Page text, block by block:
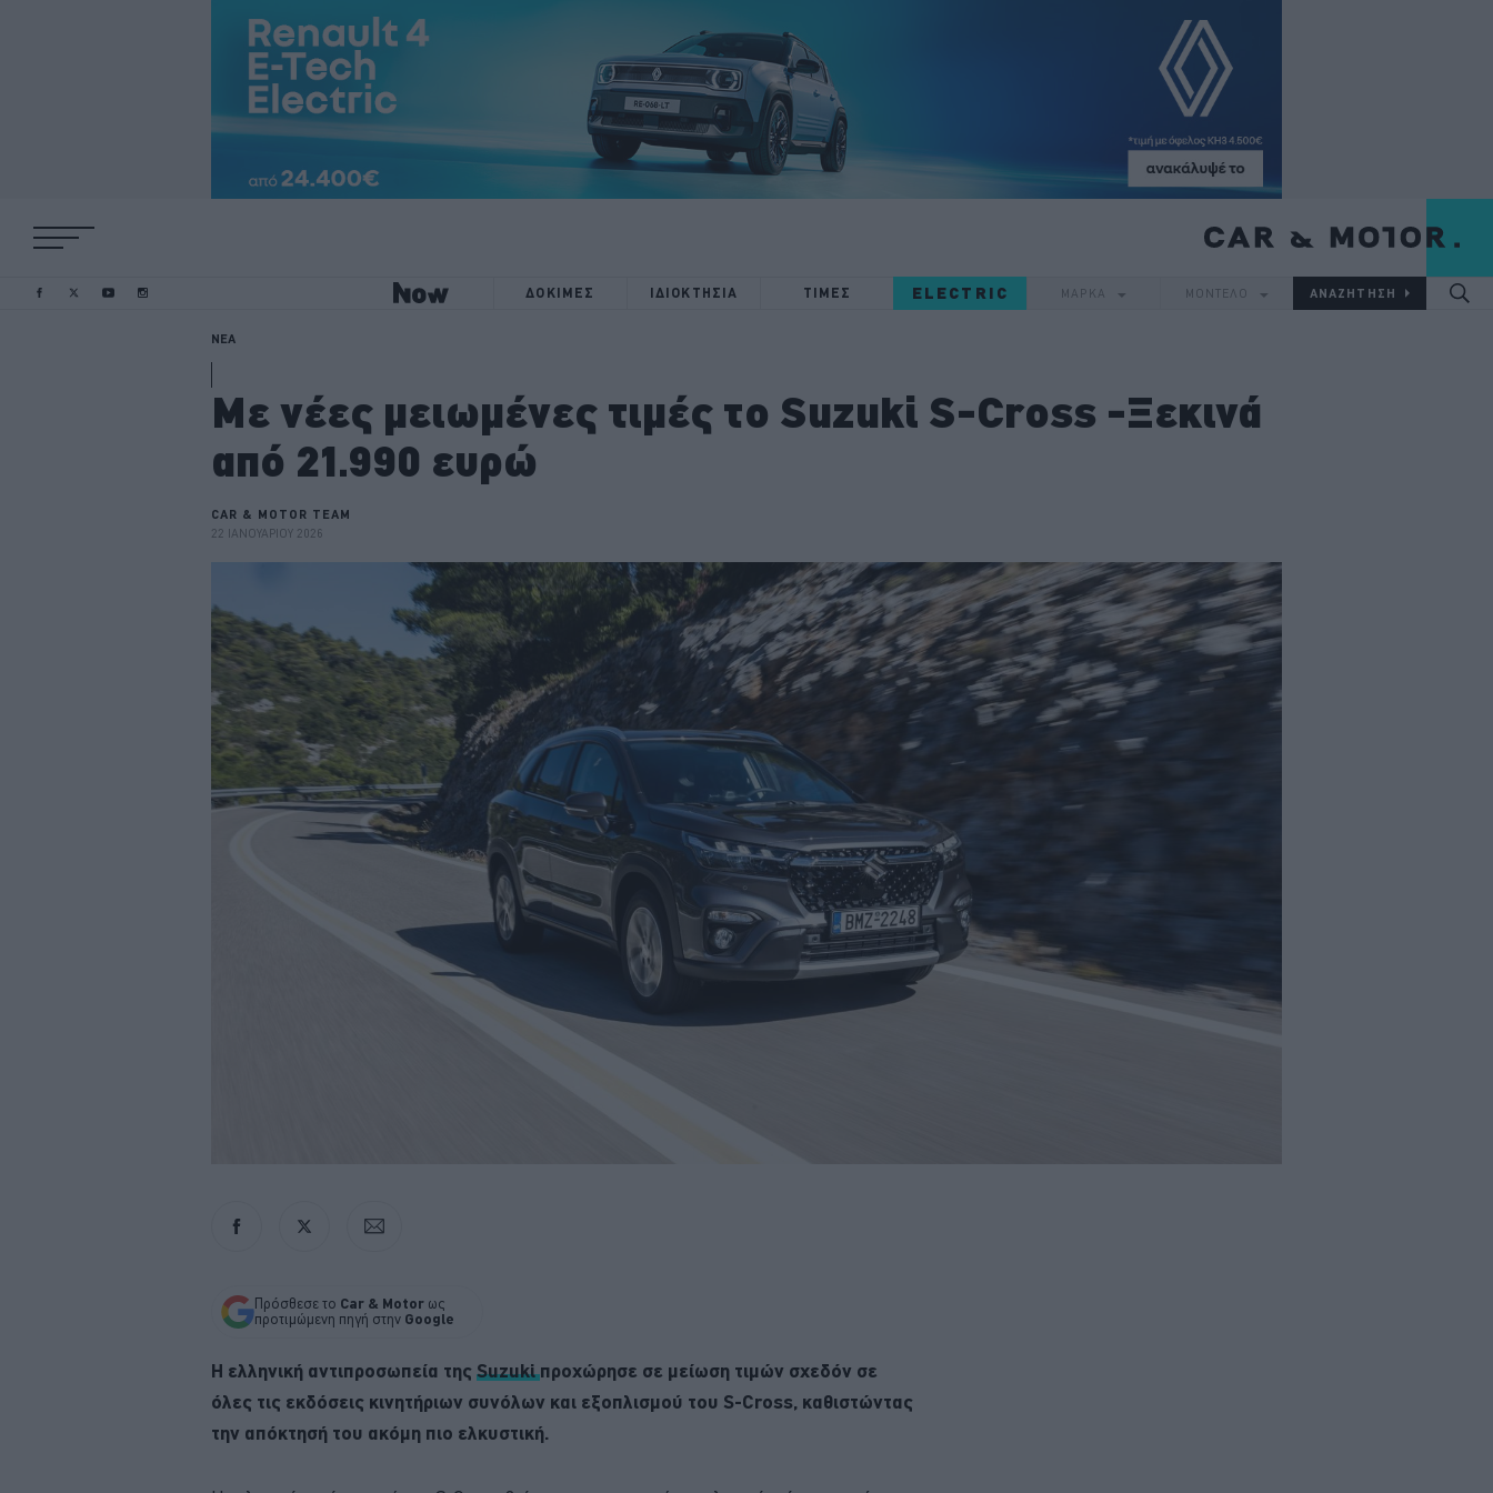
ΔΟΚΙΜΕΣ ΙΔΙΟΚΤΗΣΙΑ ΤΙΜΕΣ ELECTRIC ΜΑΡΚΑ ΜΟΝΤΕΛΟ
ΝΕΑ
Με νέες μειωμένες τιμές το Suzuki S-Cross -Ξεκινά
από 21.990 ευρώ
CAR & MOTOR TEAM
22 ΙΑΝΟΥΑΡΙΟΥ 2026
Πρόσθεσε το Car & Motor ως
προτιμώμενη πηγή στην Google
Η ελληνική αντιπροσωπεία της Suzukiπροχώρησε σε μείωση τιμών σχεδόν σε
όλες τις εκδόσεις κινητήριων συνόλων και εξοπλισμού του S-Cross, καθιστώντας
την απόκτησή του ακόμη πιο ελκυστική.